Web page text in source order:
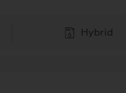
Hybrid